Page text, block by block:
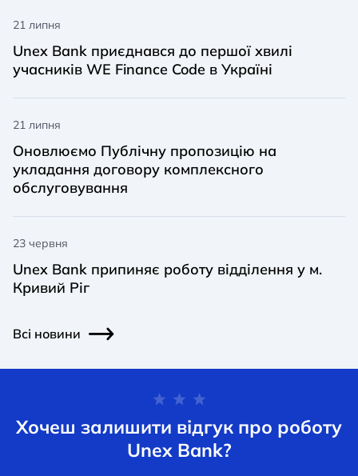
21 липня
Unex Bank приєднався до першої хвилі
учасників WE Finance Code в Україні
21 липня
Оновлюємо Публічну пропозицію на
укладання договору комплексного
обслуговування
23 червня
Unex Bank припиняє роботу відділення у м.
Кривий Ріг
Всі новини
Хочеш залишити відгук про роботу
Unex Bank?